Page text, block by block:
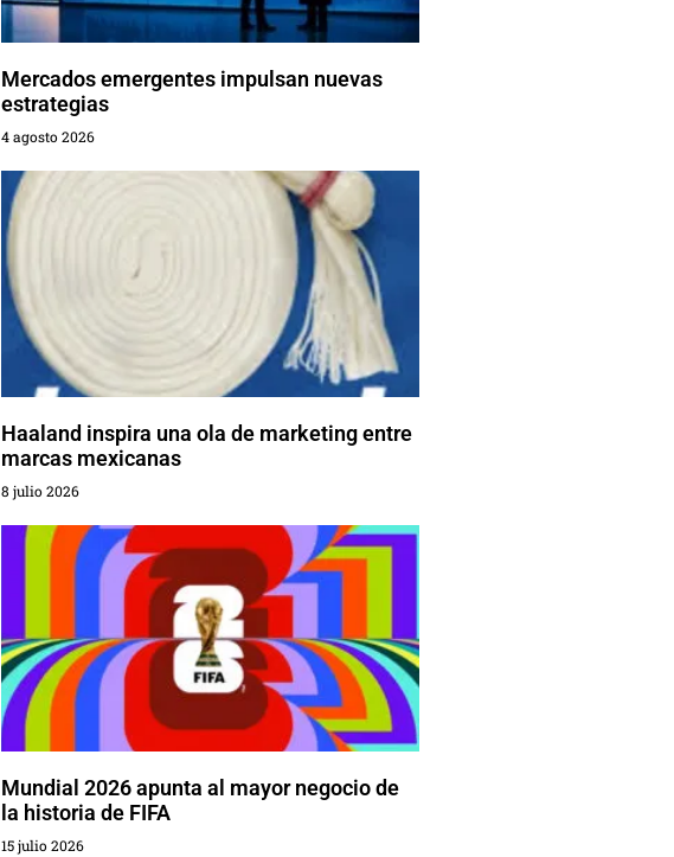
Mercados emergentes impulsan nuevas
estrategias
4 agosto 2026
Haaland inspira una ola de marketing entre
marcas mexicanas
8 julio 2026
Mundial 2026 apunta al mayor negocio de
la historia de FIFA
15 julio 2026